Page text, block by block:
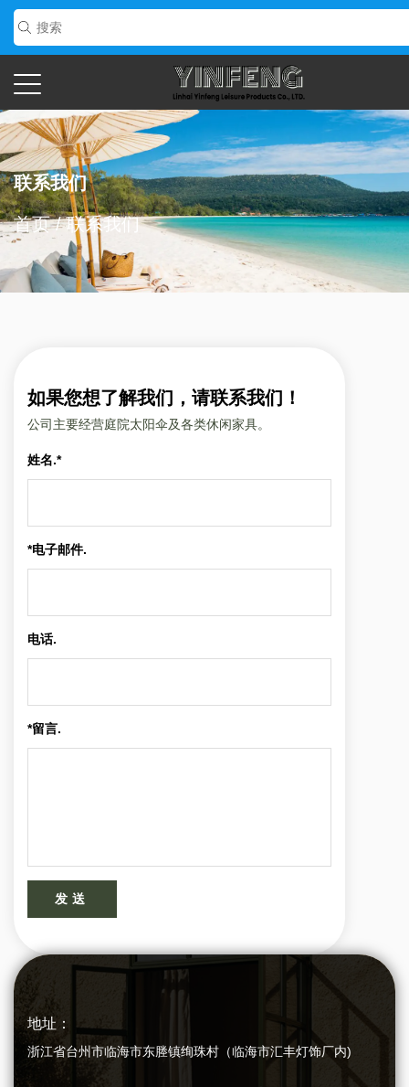
联系我们
首页/联系我们
如果您想了解我们，请联系我们！
公司主要经营庭院太阳伞及各类休闲家具。
姓名.*
*电子邮件.
电话.
*留言.
发送
地址：
浙江省台州市临海市东塍镇绚珠村（临海市汇丰灯饰厂内)